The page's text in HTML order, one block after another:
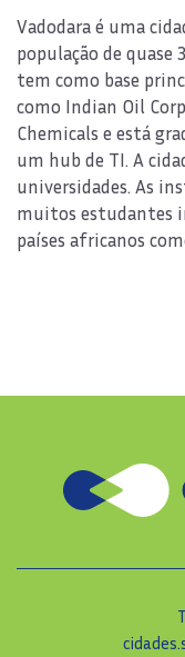
Vadodara é uma
população de quase
tem como base
como Indian Oil
Chemicals e está
um hub de TI. A
universidades. As
muitos estudantes
países africanos